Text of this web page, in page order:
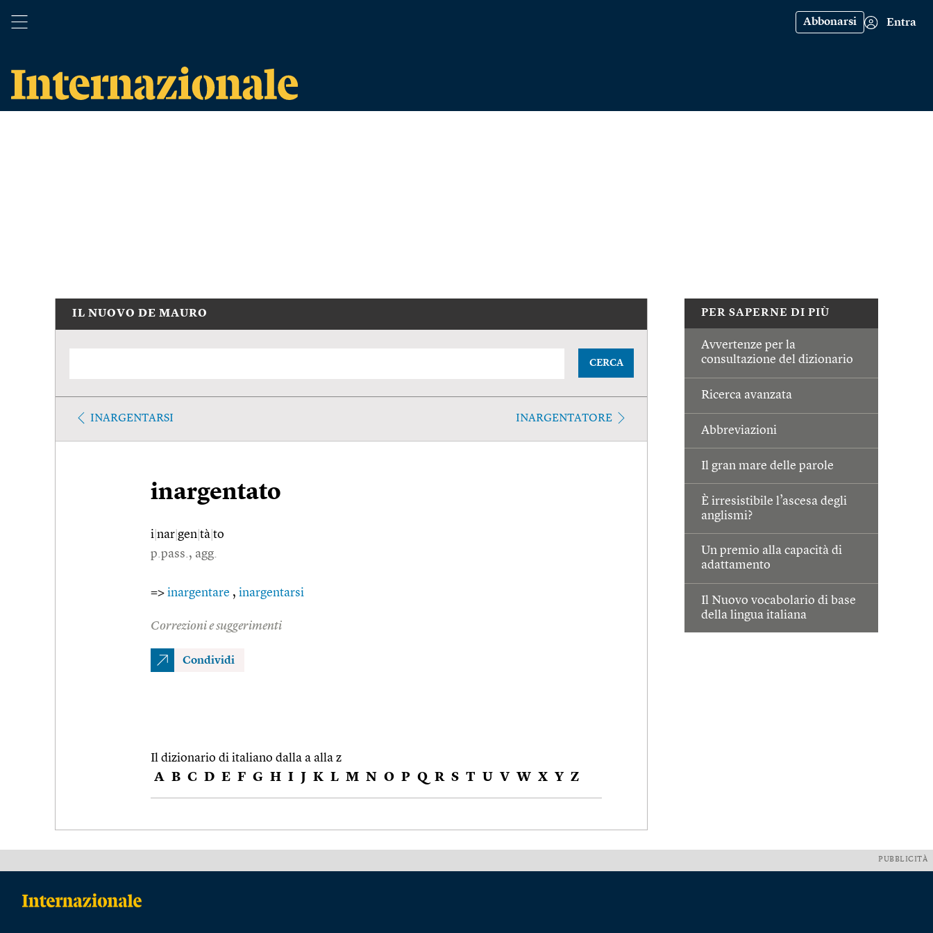
Abbonarsi Entra
PER SAPERNE DI PIÙ
Avvertenze per la
consultazione del dizionario
Ricerca avanzata
Abbreviazioni
Il gran mare delle parole
È irresistibile l’ascesa degli
anglismi?
Un premio alla capacità di
adattamento
Il Nuovo vocabolario di base
della lingua italiana
IL NUOVO DE MAURO
CERCA
INARGENTARSI INARGENTATORE
inargentato
i nar gen tà to
p.pass., agg.
=> inargentare , inargentarsi
Correzioni e suggerimenti
Condividi
Il dizionario di italiano dalla a alla z
A B C D E F G H I J K L M N O P Q R S T U V W X Y Z
PUBBLICITÀ